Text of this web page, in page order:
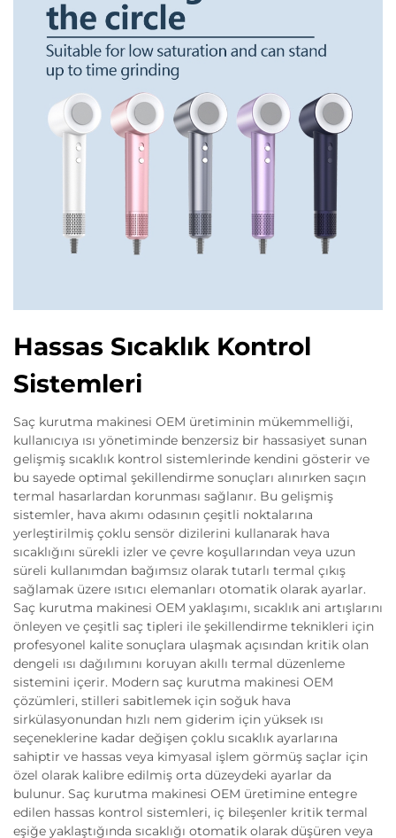
Hassas Sıcaklık Kontrol
Sistemleri
Saç kurutma makinesi OEM üretiminin mükemmelliği,
kullanıcıya ısı yönetiminde benzersiz bir hassasiyet sunan
gelişmiş sıcaklık kontrol sistemlerinde kendini gösterir ve
bu sayede optimal şekillendirme sonuçları alınırken saçın
termal hasarlardan korunması sağlanır. Bu gelişmiş
sistemler, hava akımı odasının çeşitli noktalarına
yerleştirilmiş çoklu sensör dizilerini kullanarak hava
sıcaklığını sürekli izler ve çevre koşullarından veya uzun
süreli kullanımdan bağımsız olarak tutarlı termal çıkış
sağlamak üzere ısıtıcı elemanları otomatik olarak ayarlar.
Saç kurutma makinesi OEM yaklaşımı, sıcaklık ani artışlarını
önleyen ve çeşitli saç tipleri ile şekillendirme teknikleri için
profesyonel kalite sonuçlara ulaşmak açısından kritik olan
dengeli ısı dağılımını koruyan akıllı termal düzenleme
sistemini içerir. Modern saç kurutma makinesi OEM
çözümleri, stilleri sabitlemek için soğuk hava
sirkülasyonundan hızlı nem giderim için yüksek ısı
seçeneklerine kadar değişen çoklu sıcaklık ayarlarına
sahiptir ve hassas veya kimyasal işlem görmüş saçlar için
özel olarak kalibre edilmiş orta düzeydeki ayarlar da
bulunur. Saç kurutma makinesi OEM üretimine entegre
edilen hassas kontrol sistemleri, iç bileşenler kritik termal
eşiğe yaklaştığında sıcaklığı otomatik olarak düşüren veya